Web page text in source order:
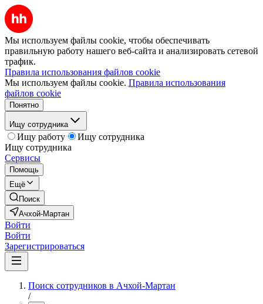
Мы используем файлы cookie, чтобы обеспечивать
правильную работу нашего веб-сайта и анализировать сетевой
трафик.
Правила использования файлов cookie
Мы используем файлы cookie. Правила использования
файлов cookie
Понятно
Ищу сотрудника
Ищу работу
Ищу сотрудника
Ищу сотрудника
Сервисы
Помощь
Ещё
Поиск
Ачхой-Мартан
Войти
Войти
Зарегистрироваться
Поиск сотрудников в Ачхой-Мартан
/